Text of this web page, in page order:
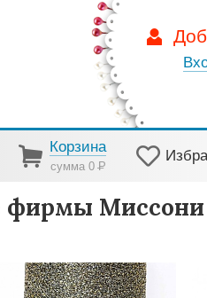
Корзина
сумма 0Р
фирмы Миссони